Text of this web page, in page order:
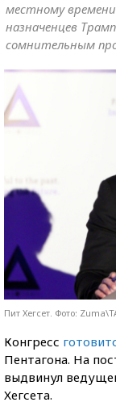
местному времени
назначенцев
сомнительным
Пит Хегсет. Фото:
Конгресс
Пентагона. На
выдвинул
Хегсета.